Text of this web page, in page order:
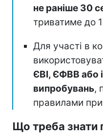
не раніше 30
триватиме до
Для участі в
ЄВІ, ЄФВВ або
випробувань,
правилами
Що треба знати